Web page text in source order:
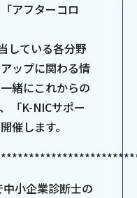
アフターコロ
している各分野
ップに関わる情
緒にこれからの
「K-NICサポー
催します。
小企業診断士の